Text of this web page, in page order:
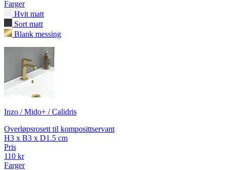
Farger
Hvit matt
Sort matt
Blank messing
Inzo / Mido+ / Calidris
Overløpsrosett til komposittservant
H3 x B3 x D1.5 cm
Pris
110 kr
Farger